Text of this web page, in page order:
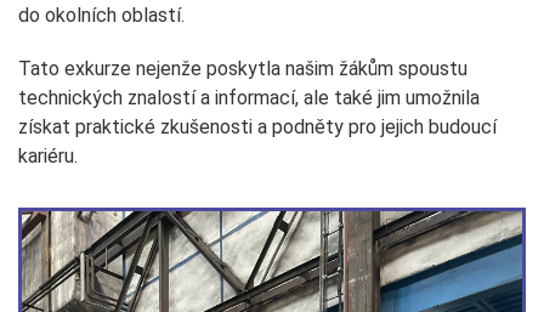
do okolních oblastí.
Tato exkurze nejenže poskytla našim žákům spoustu
technických znalostí a informací, ale také jim umožnila
získat praktické zkušenosti a podněty pro jejich budoucí
kariéru.